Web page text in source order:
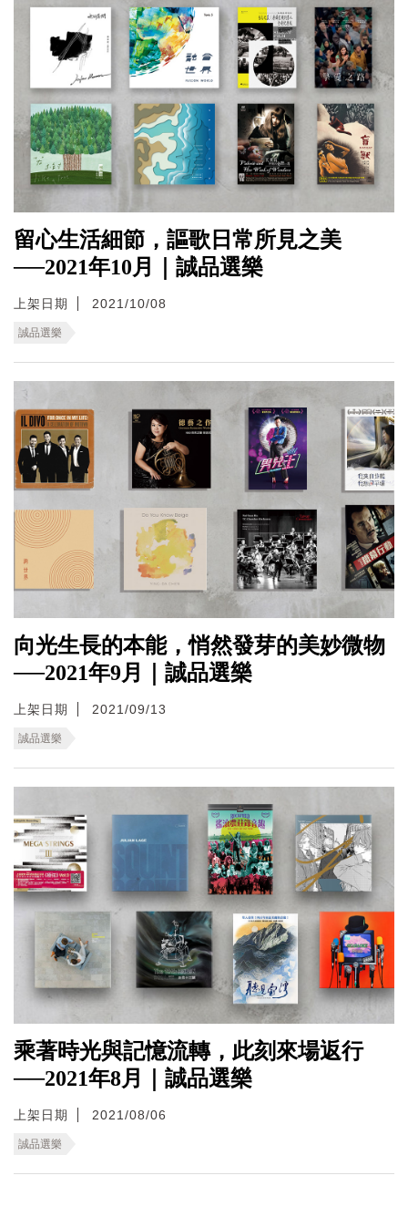
留心生活細節，謳歌日常所見之美
──2021年10月｜誠品選樂
上架日期 2021/10/08
誠品選樂
向光生長的本能，悄然發芽的美妙微物
──2021年9月｜誠品選樂
上架日期 2021/09/13
誠品選樂
乘著時光與記憶流轉，此刻來場返行
──2021年8月｜誠品選樂
上架日期 2021/08/06
誠品選樂